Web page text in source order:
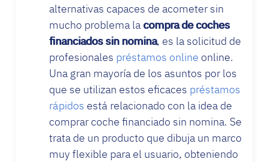
alternativas capaces de acometer sin
mucho problema la compra de coches
financiados sin nomina, es la solicitud de
profesionales préstamos online online.
Una gran mayoría de los asuntos por los
que se utilizan estos eficaces préstamos
rápidos está relacionado con la idea de
comprar coche financiado sin nomina. Se
trata de un producto que dibuja un marco
muy flexible para el usuario, obteniendo